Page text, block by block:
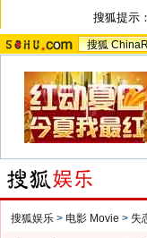
搜狐提示
搜狐
搜狐娱乐 > 电影 Movie > 失